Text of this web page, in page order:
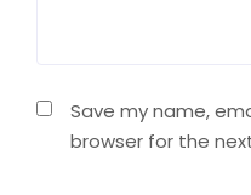
Save my name,
browser for the